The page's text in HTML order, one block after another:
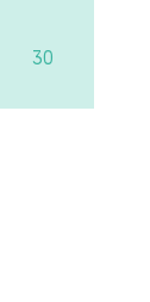
30